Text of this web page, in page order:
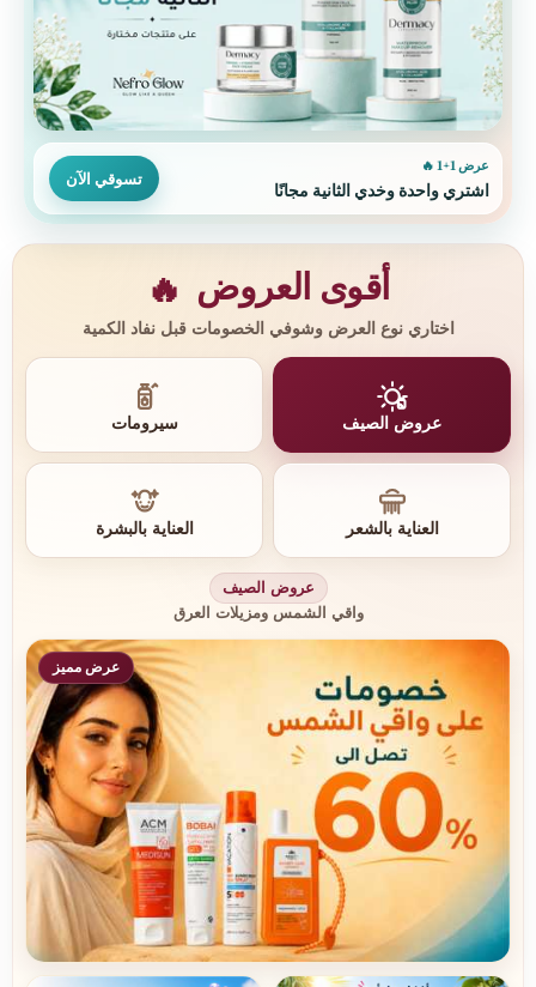
عرض 1+1 🔥
اشتري واحدة وخدي الثانية مجانًا
تسوقي الآن
أقوى العروض 🔥
اختاري نوع العرض وشوفي الخصومات قبل نفاد الكمية
عروض الصيف سيرومات
العناية بالشعر العناية بالبشرة
عروض الصيف
واقي الشمس ومزيلات العرق